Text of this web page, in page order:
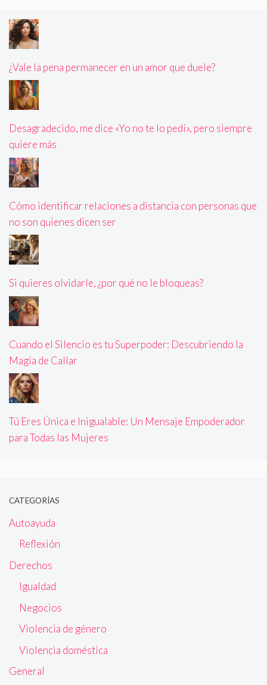
¿Vale la pena permanecer en un amor que duele?
Desagradecido, me dice «Yo no te lo pedí», pero siempre
quiere más
Cómo identificar relaciones a distancia con personas que
no son quienes dicen ser
Si quieres olvidarle, ¿por qué no le bloqueas?
Cuando el Silencio es tu Superpoder: Descubriendo la
Magia de Callar
Tú Eres Única e Inigualable: Un Mensaje Empoderador
para Todas las Mujeres
CATEGORÍAS
Autoayuda
Reflexión
Derechos
Igualdad
Negocios
Violencia de género
Violencia doméstica
General